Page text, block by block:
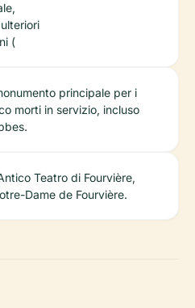
(
principale per i
morti in servizio, incluso
Teatro di Fourvière,
Dame de Fourvière.